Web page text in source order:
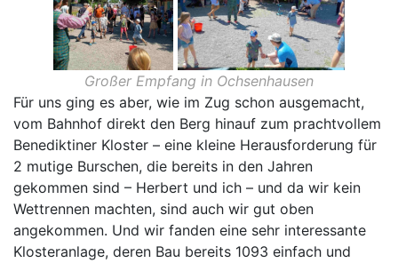
Großer Empfang in Ochsenhausen
Für uns ging es aber, wie im Zug schon ausgemacht,
vom Bahnhof direkt den Berg hinauf zum prachtvollem
Benediktiner Kloster – eine kleine Herausforderung für
2 mutige Burschen, die bereits in den Jahren
gekommen sind – Herbert und ich – und da wir kein
Wettrennen machten, sind auch wir gut oben
angekommen. Und wir fanden eine sehr interessante
Klosteranlage, deren Bau bereits 1093 einfach und